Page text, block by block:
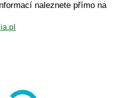
naleznete přímo na